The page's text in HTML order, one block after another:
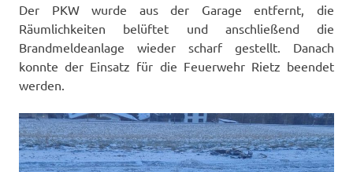
Der PKW wurde aus der Garage entfernt, die
Räumlichkeiten belüftet und anschließend die
Brandmeldeanlage wieder scharf gestellt. Danach
konnte der Einsatz für die Feuerwehr Rietz beendet
werden.